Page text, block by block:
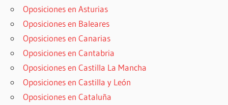
Oposiciones en Asturias
Oposiciones en Baleares
Oposiciones en Canarias
Oposiciones en Cantabria
Oposiciones en Castilla La Mancha
Oposiciones en Castilla y León
Oposiciones en Cataluña